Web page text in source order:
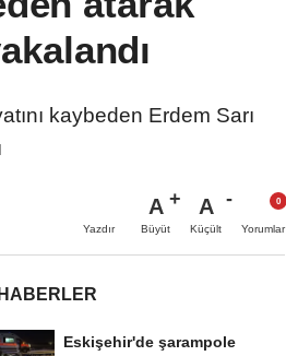
kaybeden Erdem Sarı
Yazdır
A
Büyüt
A
Küçült Yorumlar
Eskişehir'de şarampole